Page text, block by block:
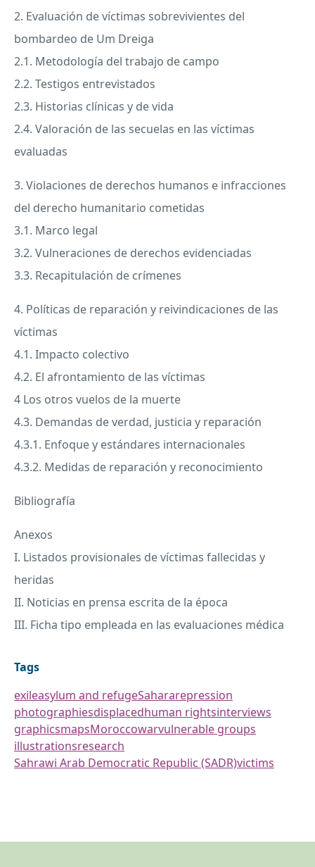
2. Evaluación de víctimas sobrevivientes del
bombardeo de Um Dreiga
2.1. Metodología del trabajo de campo
2.2. Testigos entrevistados
2.3. Historias clínicas y de vida
2.4. Valoración de las secuelas en las víctimas
evaluadas
3. Violaciones de derechos humanos e infracciones
del derecho humanitario cometidas
3.1. Marco legal
3.2. Vulneraciones de derechos evidenciadas
3.3. Recapitulación de crímenes
4. Políticas de reparación y reivindicaciones de las
víctimas
4.1. Impacto colectivo
4.2. El afrontamiento de las víctimas
4 Los otros vuelos de la muerte
4.3. Demandas de verdad, justicia y reparación
4.3.1. Enfoque y estándares internacionales
4.3.2. Medidas de reparación y reconocimiento
Bibliografía
Anexos
I. Listados provisionales de víctimas fallecidas y
heridas
II. Noticias en prensa escrita de la época
III. Ficha tipo empleada en las evaluaciones médica
Tags
exileasylum and refugeSahararepression
photographiesdisplacedhuman rightsinterviews
graphicsmapsMoroccowarvulnerable groups
illustrationsresearch
Sahrawi Arab Democratic Republic (SADR)victims